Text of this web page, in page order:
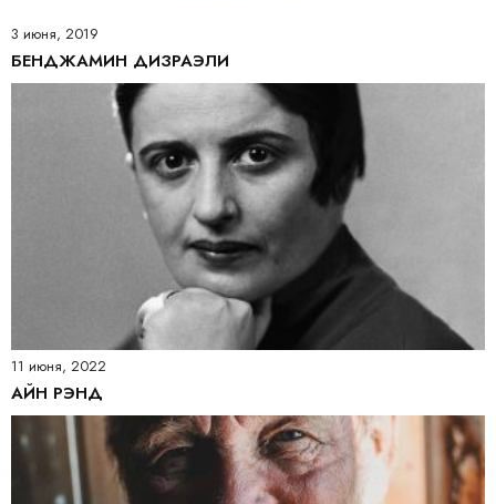
3 июня, 2019
БЕНДЖАМИН ДИЗРАЭЛИ
11 июня, 2022
АЙН РЭНД